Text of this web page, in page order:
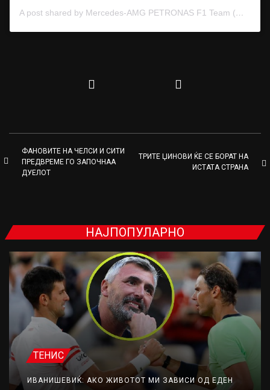
A post shared by Mercedes-AMG PETRONAS F1 Team (@mercedesamgf1)
ФАНОВИТЕ НА ЧЕЛСИ И СИТИ
ПРЕДВРЕМЕ ГО ЗАПОЧНАА
ДУЕЛОТ
ТРИТЕ ЏИНОВИ ЌЕ СЕ БОРАТ НА
ИСТАТА СТРАНА
НАЈПОПУЛАРНО
ТЕНИС
ИВАНИШЕВИЌ: АКО ЖИВОТОТ МИ ЗАВИСИ ОД ЕДЕН